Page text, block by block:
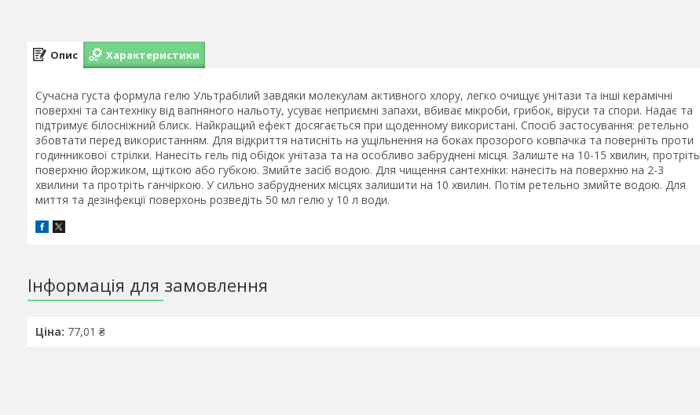
Опис Характеристики
Сучасна густа формула гелю Ультрабілий завдяки молекулам активного хлору, легко очищує унітази та інші керамічні
поверхні та сантехніку від вапняного нальоту, усуває неприємні запахи, вбиває мікроби, грибок, віруси та спори. Надає та
підтримує білосніжний блиск. Найкращий ефект досягається при щоденному використані. Спосіб застосування: ретельно
збовтати перед використанням. Для відкриття натисніть на ущільнення на боках прозорого ковпачка та поверніть проти
годинникової стрілки. Нанесіть гель під обідок унітаза та на особливо забруднені місця. Залиште на 10-15 хвилин, протріть
поверхню йоржиком, щіткою або губкою. Змийте засіб водою. Для чищення сантехніки: нанесіть на поверхню на 2-3
хвилини та протріть ганчіркою. У сильно забруднених місцях залишити на 10 хвилин. Потім ретельно змийте водою. Для
миття та дезінфекції поверхонь розведіть 50 мл гелю у 10 л води.
Інформація для замовлення
Ціна: 77,01 ₴